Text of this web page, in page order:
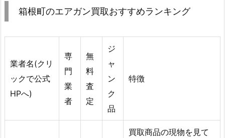
箱根町のエアガン買取おすすめランキング
業者名(クリ
ックで公式
HPへ)
専
門
業
者
無
料
査
定
ジ
ャ
ン
ク
品
特徴
買取商品の現物を見て